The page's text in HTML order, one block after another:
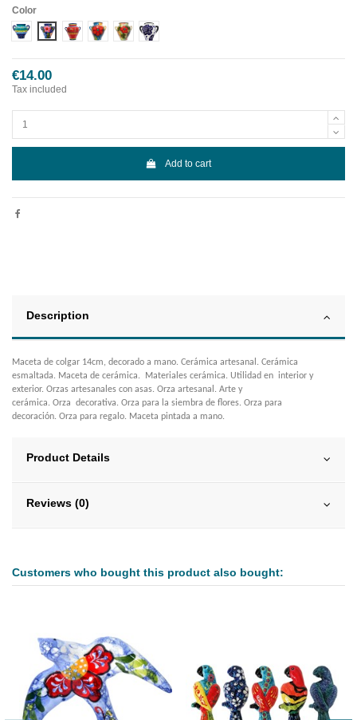
Color
Diseño 1Diseño 2Diseño 3Diseño 4Diseño 5Diseño 6
€14.00
Tax included
Add to cart
Description
Maceta de colgar 14cm, decorado a mano. Cerámica artesanal. Cerámica
esmaltada. Maceta de cerámica. Materiales cerámica. Utilidad en interior y
exterior. Orzas artesanales con asas. Orza artesanal. Arte y
cerámica. Orza decorativa. Orza para la siembra de flores. Orza para
decoración. Orza para regalo. Maceta pintada a mano.
Product Details
Reviews (0)
Customers who bought this product also bought: